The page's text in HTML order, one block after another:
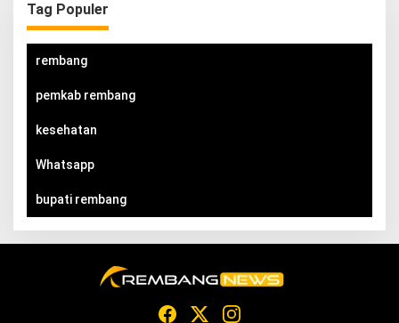
Tag Populer
rembang
pemkab rembang
kesehatan
Whatsapp
bupati rembang